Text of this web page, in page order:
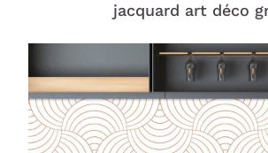
jacquard art déco